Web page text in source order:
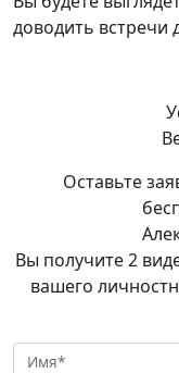
доводить встречи
Оставьте
Вы получите 2
вашего
Имя*